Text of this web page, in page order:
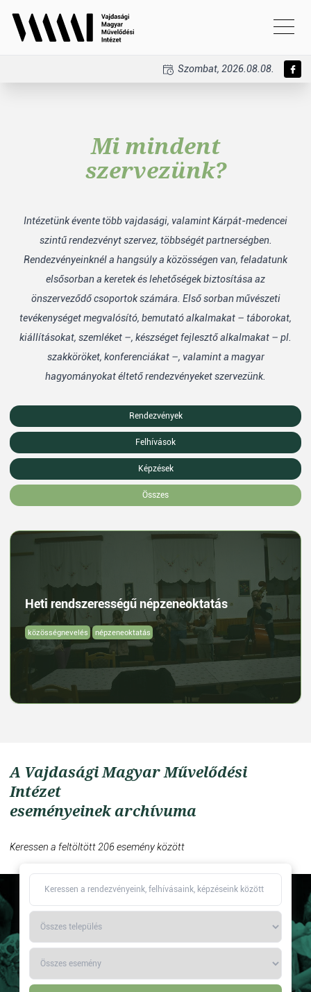
Szombat, 2026.08.08.
Mi mindent
szervezünk?
Intézetünk évente több vajdasági, valamint Kárpát-medencei
szintű rendezvényt szervez, többségét partnerségben.
Rendezvényeinknél a hangsúly a közösségen van, feladatunk
elsősorban a keretek és lehetőségek biztosítása az
önszerveződő csoportok számára. Első sorban művészeti
tevékenységet megvalósító, bemutató alkalmakat – táborokat,
kiállításokat, szemléket –, készséget fejlesztő alkalmakat – pl.
szakköröket, konferenciákat –, valamint a magyar
hagyományokat éltető rendezvényeket szervezünk.
Rendezvények
Felhívások
Képzések
Összes
Heti rendszerességű népzeneoktatás
közösségnevelés népzeneoktatás
A Vajdasági Magyar Művelődési
Intézet
eseményeinek archívuma
Keressen a feltöltött 206 esemény között